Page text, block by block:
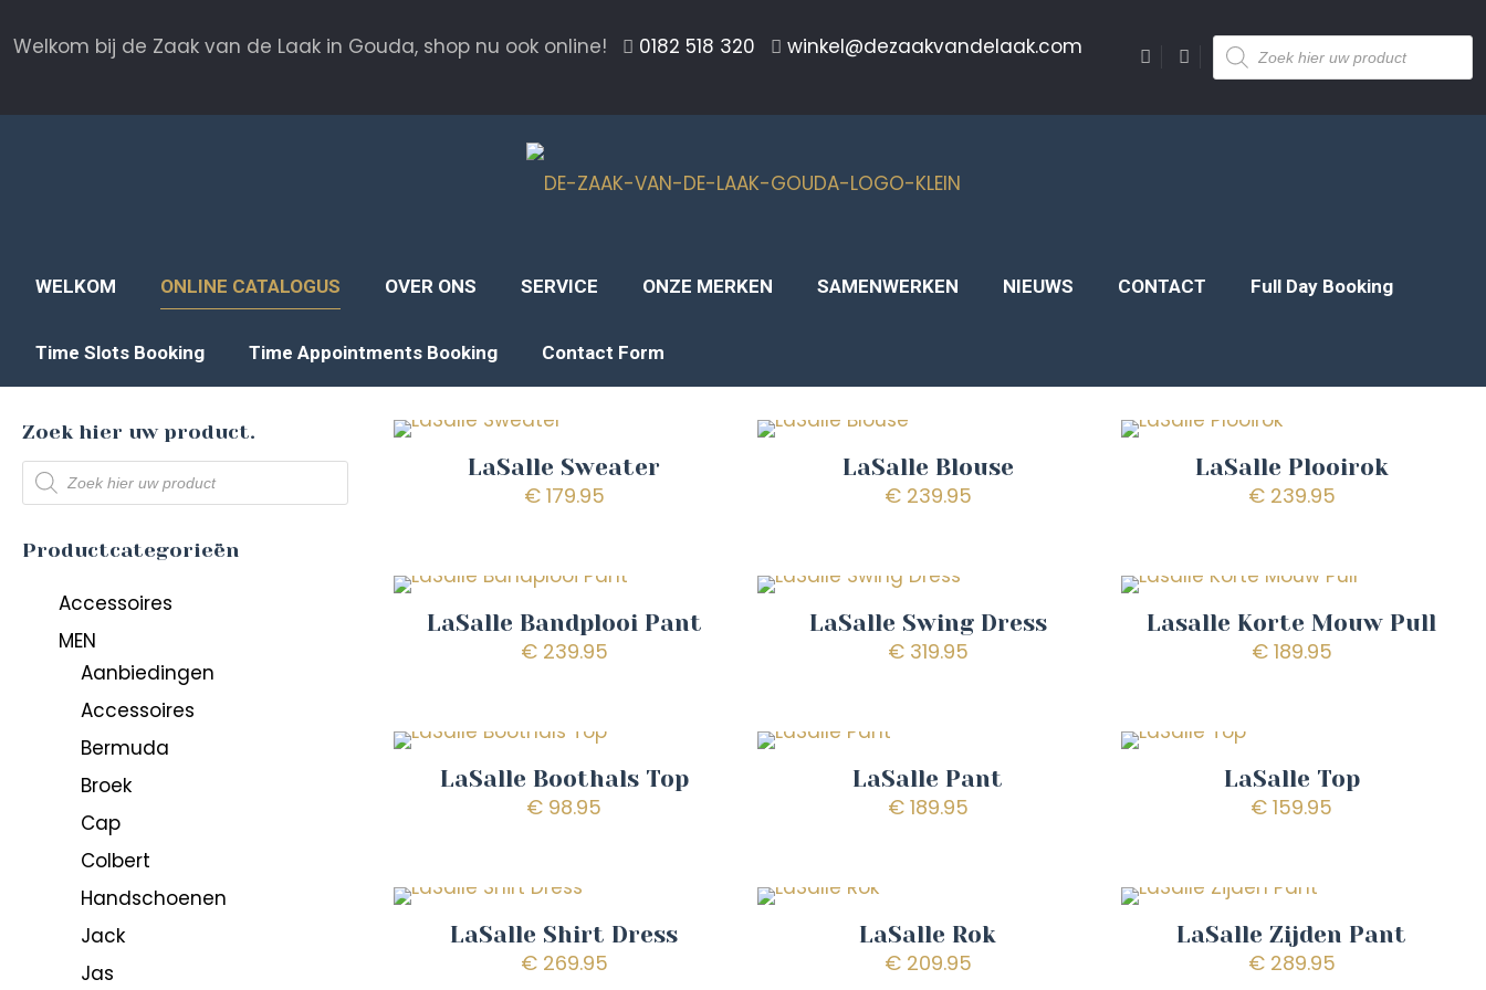
Welkom bij de Zaak van de Laak in Gouda, shop nu ook online! 0182 518 320 winkel@dezaakvandelaak.com Producten
zoeken
WELKOM ONLINE CATALOGUS OVER ONS SERVICE ONZE MERKEN SAMENWERKEN NIEUWS CONTACT Full Day Booking
Time Slots Booking Time Appointments Booking Contact Form
LaSalle Sweater
€179.95
LaSalle Blouse
€239.95
LaSalle Plooirok
€239.95
LaSalle Bandplooi Pant
€239.95
LaSalle Swing Dress
€319.95
Lasalle Korte Mouw Pull
€189.95
LaSalle Boothals Top
€ 98.95
LaSalle Pant
€189.95
LaSalle Top
€ 159.95
LaSalle Shirt Dress
€269.95
LaSalle Rok
€209.95
LaSalle Zijden Pant
€289.95
Zoek hier uw product.
Producten
zoeken
Productcategorieën
Accessoires
MEN
Aanbiedingen
Accessoires
Bermuda
Broek
Cap
Colbert
Handschoenen
Jack
Jas